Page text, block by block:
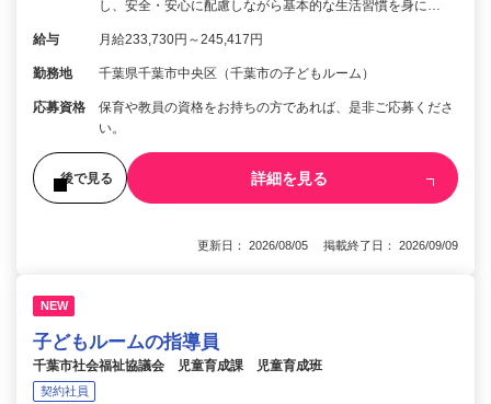
し、安全・安心に配慮しながら基本的な生活習慣を身に…
給与 月給233,730円～245,417円
勤務地 千葉県千葉市中央区（千葉市の子どもルーム）
応募資格
保育や教員の資格をお持ちの方であれば、是非ご応募くださ
い。
後で見る 詳細を見る
更新日： 2026/08/05 掲載終了日： 2026/09/09
NEW
子どもルームの指導員
千葉市社会福祉協議会 児童育成課 児童育成班
契約社員